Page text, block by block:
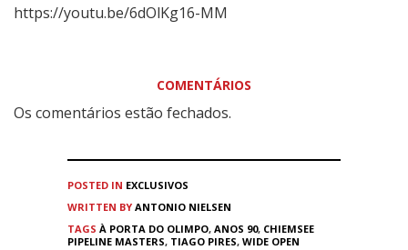
https://youtu.be/6dOlKg16-MM
COMENTÁRIOS
Os comentários estão fechados.
POSTED IN EXCLUSIVOS
WRITTEN BY ANTONIO NIELSEN
TAGS À PORTA DO OLIMPO, ANOS 90, CHIEMSEE
PIPELINE MASTERS, TIAGO PIRES, WIDE OPEN